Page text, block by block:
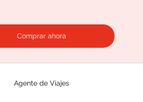
Comprar ahora
Agente de Viajes